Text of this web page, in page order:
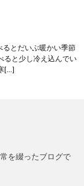
るとだいぶ暖かい季節
ると少し冷え込んでい
[…]
を綴ったブログで